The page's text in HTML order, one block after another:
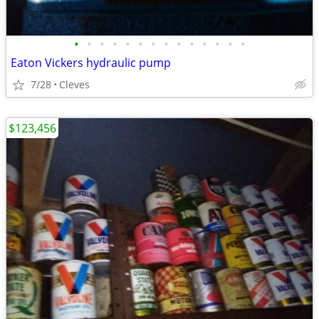
• • • • • • • • • • • • • •
Eaton Vickers hydraulic pump
7/28 Cleves
$123,456